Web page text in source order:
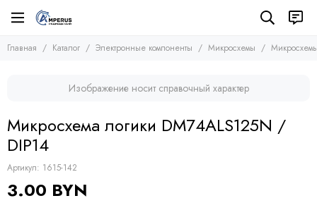
Электронные компоненты
Микросхемы
Микроконтроллеры
Другие микросхемы
Стабилизаторы
Транзисторы
Тиристоры и симисторы
Модули
Резисторы
Предохранители
Главная Каталог Электронные компоненты Микросхемы
Изображение носит справочный характер
Микросхема логики DM74ALS125N /
DIP14
Артикул: 1615-142
3.00 BYN